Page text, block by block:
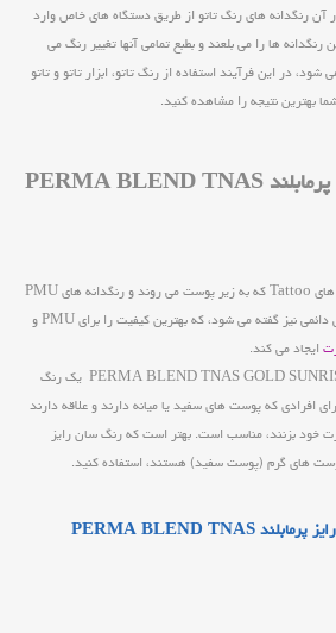
آن رنگدانه های رنگ تاتو از طریق دستگاه های خاص وارد
ها را می بلعند و بطبع تمامی آنها تغییر رنگ می
در این فرآیند استفاده از رنگ تاتو، ابزار تاتو و تاتو
بهترین نتیجه را مشاهده کنید.
رنگ تاتو گلد سان رایز پرمابلند PERMA BLEND TNAS
Perma Blend ترکیبی از رنگدانه های Tattoo که به زیر پوست می روند و رنگدانه های PMU
است که به آنها رنگدانه های آرایش دائمی نیز گفته می شود، که بهترین کیفیت را برای PMU و
ایجاد می کند.
رنگ تاتو گلد سان رایز پرمابلند PERMA BLEND TNAS GOLD SUNRISE یک رنگ
افرادی که پوست های سفید یا میانه دارند و علاقه دارند
خود بزنند، مناسب است. بهتر است که رنگ سان رایز
پوست های گرم (پوست سفید) هستند، استفاده کنید.
ویژگی های رنگ تاتو گلد سان رایز پرمابلند PERMA BLEND TNAS